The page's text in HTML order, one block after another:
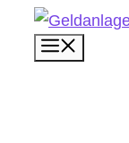
Zum
Inhalt